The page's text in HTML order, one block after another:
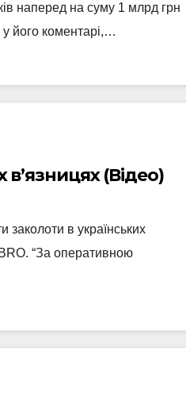
наперед на суму 1 млрд грн
у його коментарі,…
в’язницях (Відео)
заколоти в українських
“За оперативною